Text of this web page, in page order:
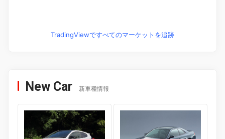
TradingViewですべてのマーケットを追跡
New Car 新車種情報